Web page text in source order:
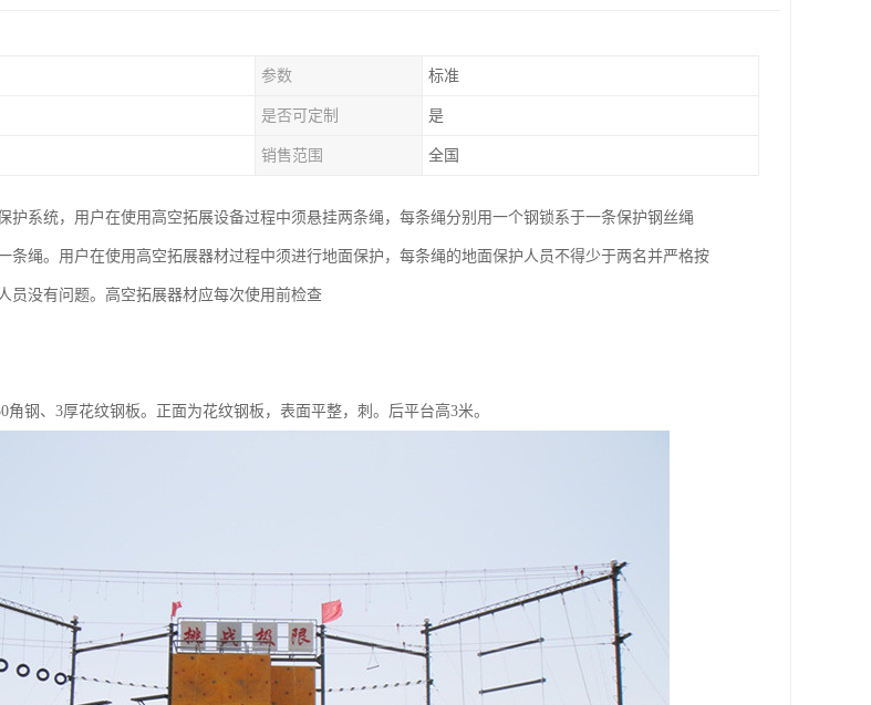
参数 标准
是否可定制 是
销售范围 全国
护系统，用户在使用高空拓展设备过程中须悬挂两条绳，每条绳分别用一个钢锁系于一条保护钢丝绳
条绳。用户在使用高空拓展器材过程中须进行地面保护，每条绳的地面保护人员不得少于两名并严格按
员没有问题。高空拓展器材应每次使用前检查
角钢、3厚花纹钢板。正面为花纹钢板，表面平整，刺。后平台高3米。